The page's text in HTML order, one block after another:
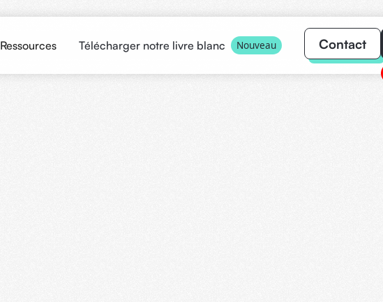
Ressources Télécharger notre livre blanc Nouveau Contact